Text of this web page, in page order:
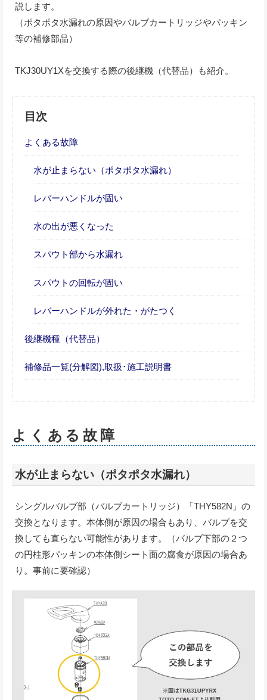
説します。
（ポタポタ水漏れの原因やバルブカートリッジやパッキン
等の補修部品）
TKJ30UY1Xを交換する際の後継機（代替品）も紹介。
目次
よくある故障
水が止まらない（ポタポタ水漏れ）
レバーハンドルが固い
水の出が悪くなった
スパウト部から水漏れ
スパウトの回転が固い
レバーハンドルが外れた・がたつく
後継機種（代替品）
補修品一覧(分解図),取扱･施工説明書
よくある故障
水が止まらない（ポタポタ水漏れ）
シングルバルブ部（バルブカートリッジ）「THY582N」の
交換となります。本体側が原因の場合もあり、バルブを交
換しても直らない可能性があります。（バルブ下部の２つ
の円柱形パッキンの本体側シート面の腐食が原因の場合あ
り。事前に要確認）